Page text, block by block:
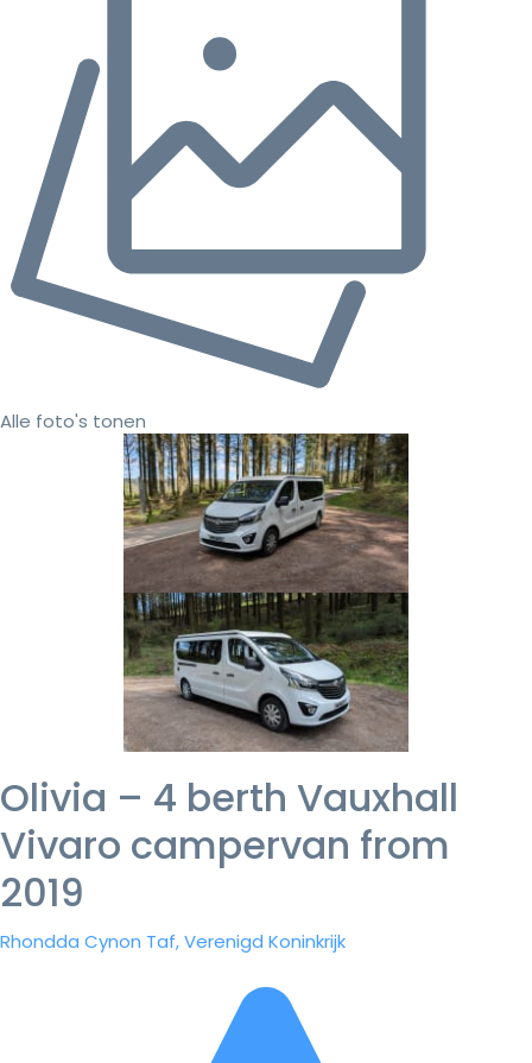
Alle foto's tonen
Olivia – 4 berth Vauxhall
Vivaro campervan from
2019
Rhondda Cynon Taf, Verenigd Koninkrijk